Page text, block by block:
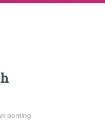
penting